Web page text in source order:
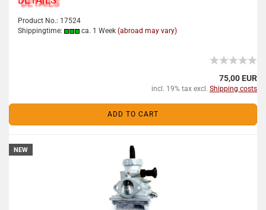
Product No.: 17524
Shippingtime:
ca. 1 Week (abroad may vary)
75,00 EUR
incl. 19% tax excl. Shipping costs
ADD TO CART
NEW